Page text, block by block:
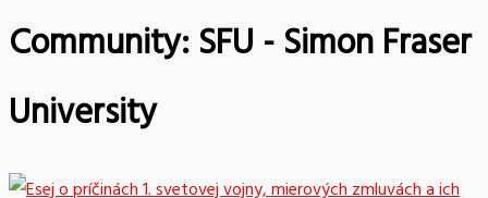
Community:SFU - Simon Fraser
University